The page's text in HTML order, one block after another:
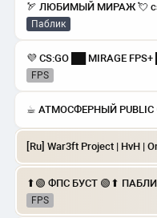
🏹 ЛЮБИМЫЙ МИРАЖ 💘
Паблик
FPS
FPS